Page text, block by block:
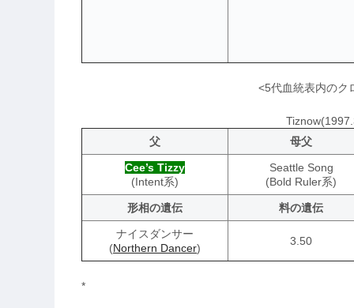
<5代血統表内のク
父
母父
Cee’s Tizzy
(Intent系)
Seattle Song
(Bold Ruler系)
形相の遺伝 料の遺伝
ナイスダンサー
(Northern Dancer)
3.50
*